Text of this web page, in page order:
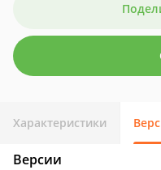
Характеристики
Версии